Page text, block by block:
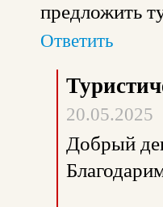
предложить
Ответить
20.05.2025
Добрый